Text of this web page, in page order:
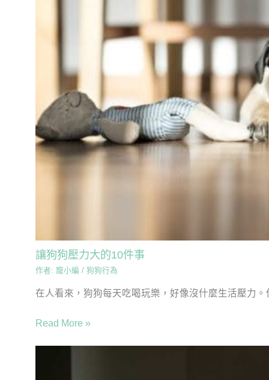
讓狗狗壓力大的10件事
作者: 寵小編 / 狗狗行為
在人看來，狗狗每天吃喝玩樂，好像沒什麼生活壓力
Read More »